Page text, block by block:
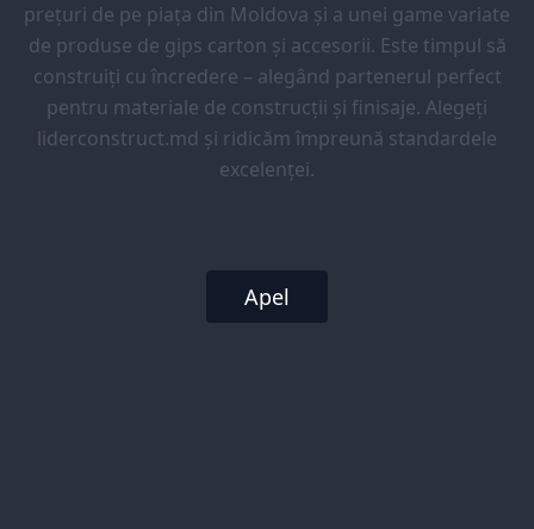
prețuri de pe piața din Moldova și a unei game variate
de produse de gips carton și accesorii. Este timpul să
construiți cu încredere – alegând partenerul perfect
pentru materiale de construcții și finisaje. Alegeți
liderconstruct.md și ridicăm împreună standardele
excelenței.
Apel